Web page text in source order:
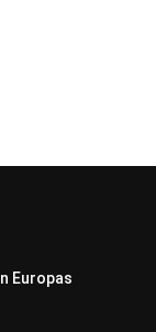
Europas